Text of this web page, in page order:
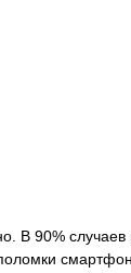
В 90%